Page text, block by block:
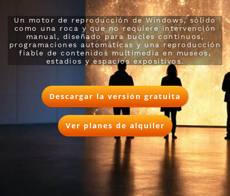
Un motor de reproducción de Windows, sólido
como una roca y que no requiere intervención
manual, diseñado para bucles continuos,
programaciones automáticas y una reproducción
fiable de contenidos multimedia en museos,
estadios y espacios expositivos.
Descargar la versión gratuita
Ver planes de alquiler